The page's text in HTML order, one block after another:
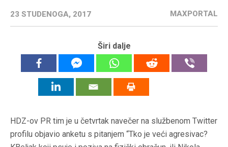
23 STUDENOGA, 2017 MAXPORTAL
Širi dalje
HDZ-ov PR tim je u četvrtak navečer na službenom Twitter
profilu objavio anketu s pitanjem “Tko je veći agresivac?